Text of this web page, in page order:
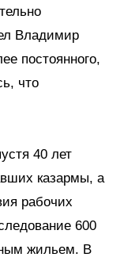
Владимир
постоянного,
что
40 лет
казармы, а
рабочих
600
жильем. В